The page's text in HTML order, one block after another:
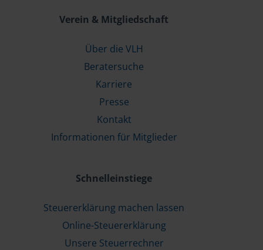
Verein & Mitgliedschaft
Über die VLH
Beratersuche
Karriere
Presse
Kontakt
Informationen für Mitglieder
Schnelleinstiege
Steuererklärung machen lassen
Online-Steuererklärung
Unsere Steuerrechner